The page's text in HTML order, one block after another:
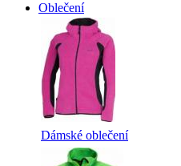
Oblečení
Dámské oblečení